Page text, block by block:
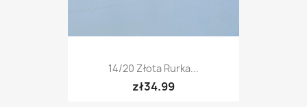
14/20 Złota Rurka...
zł34.99